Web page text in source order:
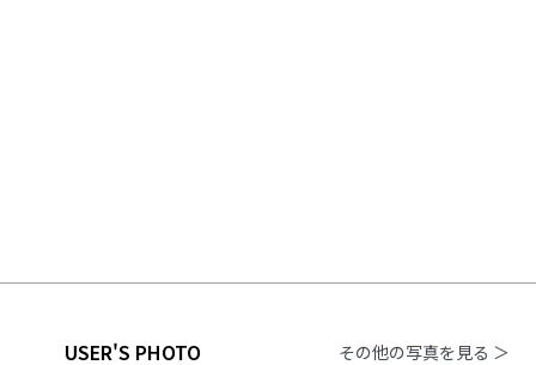
USER'S PHOTO その他の写真を見る ＞